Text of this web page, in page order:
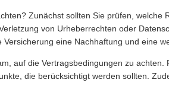
Zunächst sollten Sie prüfen,
von Urheberrechten oder
Versicherung eine Nachhaftung und eine
auf die Vertragsbedingungen zu
die berücksichtigt werden sollten.